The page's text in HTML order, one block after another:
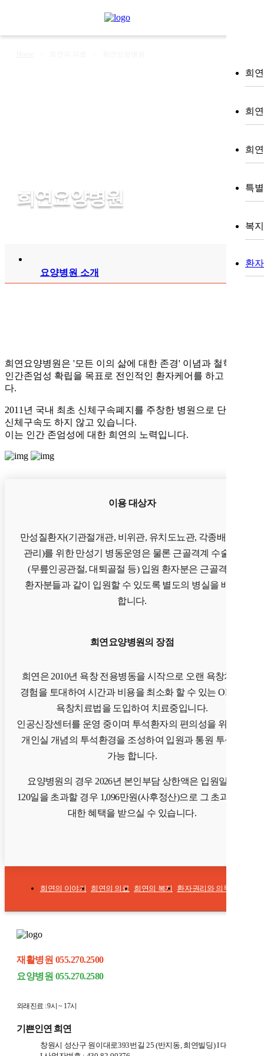
희
희
희
특
복
환
희연요양병원
요양병원 소개
희연요양병원은 '모든 이의 삶에 대한 존경' 이념과 철학으로
인간존엄성 확립을 목표로 전인적인 환자케어를 하고 있습니
다.
2011년 국내 최초 신체구속폐지를 주창한 병원으로 단 한분의
신체구속도 하지 않고 있습니다.
이는 인간 존엄성에 대한 희연의 노력입니다.
이용 대상자
만성질환자(기관절개관, 비위관, 유치도뇨관, 각종배액관
관리)를 위한 만성기 병동운영은 물론 근골격계 수술 후
(무릎인공관절, 대퇴골절 등) 입원 환자분은 근골격계
환자분들과 같이 입원할 수 있도록 별도의 병실을 배정
합니다.
희연요양병원의 장점
희연은 2010년 욕창 전용병동을 시작으로 오랜 욕창치료
경험을 토대하여 시간과 비용을 최소화 할 수 있는 OPWT
욕창치료법을 도입하여 치료중입니다.
인공신장센터를 운영 중이며 투석환자의 편의성을 위해 전
개인실 개념의 투석환경을 조성하여 입원과 통원 투석이
가능 합니다.
요양병원의 경우 2026년 본인부담 상한액은 입원일이
120일을 초과할 경우 1,096만원(사후정산)으로 그 초과액에
대한 혜택을 받으실 수 있습니다.
희연의 이야기 희연의 의료 희연의 복지 환자권리와 의무
재활병원 055.270.2500
요양병원 055.270.2580
외래진료 : 9시 ~ 17시
기쁜인연 희연
창원시 성산구 원이대로393번길 25 (반지동, 희연빌딩) I 대표자 : 김